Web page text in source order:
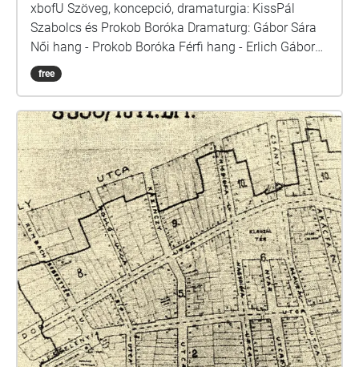
xbofU Szöveg, koncepció, dramaturgia: KissPál
Szabolcs és Prokob Boróka Dramaturg: Gábor Sára
Női hang - Prokob Boróka Férfi hang - Erlich Gábor
Producer: Susán Eszter Készült a Tom Lantos Intézet
felkérésére 2025-ben, Budapesten. Források: Perczel
népirtás politikája / Ungvári Krisztián-Tabajdi Gábor
- Budapest a diktatúrák árnyékában / A zsidó
Budapest, szerkesztő: Komoróczy Géza / Dr. Ságvári
Ágnes: Let us remember the victims\_Holocaust of
the Jewish community in Budapest\_1994 / Magyar
Zsidó Múzeum és Levéltár / Veszprémy László
Bernát: Sorstársainknak árulói? / Munkácsi Ernő:
Hogyan történt? / Szita Szabolcs: A pesti gettó
küzdelme a túlélésért / Tim Cole: Holocaust city / A
budapesti gettó emlékezete,szerkesztő: Dombi Gábor
https://www.csillagoshazak.hu/
free